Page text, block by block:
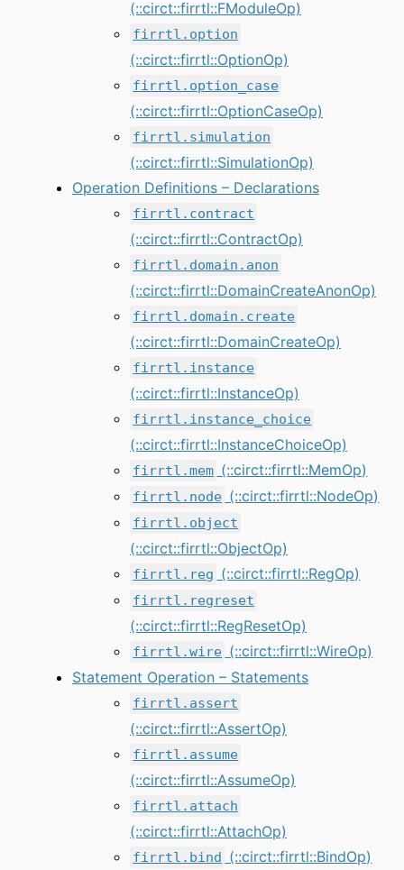
(::circt::firrtl::FModuleOp)
firrtl.option
(::circt::firrtl::OptionOp)
firrtl.option_case
(::circt::firrtl::OptionCaseOp)
firrtl.simulation
(::circt::firrtl::SimulationOp)
Operation Definitions – Declarations
firrtl.contract
(::circt::firrtl::ContractOp)
firrtl.domain.anon
(::circt::firrtl::DomainCreateAnonOp)
firrtl.domain.create
(::circt::firrtl::DomainCreateOp)
firrtl.instance
(::circt::firrtl::InstanceOp)
firrtl.instance_choice
(::circt::firrtl::InstanceChoiceOp)
firrtl.mem (::circt::firrtl::MemOp)
firrtl.node (::circt::firrtl::NodeOp)
firrtl.object
(::circt::firrtl::ObjectOp)
firrtl.reg (::circt::firrtl::RegOp)
firrtl.regreset
(::circt::firrtl::RegResetOp)
firrtl.wire (::circt::firrtl::WireOp)
Statement Operation – Statements
firrtl.assert
(::circt::firrtl::AssertOp)
firrtl.assume
(::circt::firrtl::AssumeOp)
firrtl.attach
(::circt::firrtl::AttachOp)
firrtl.bind (::circt::firrtl::BindOp)